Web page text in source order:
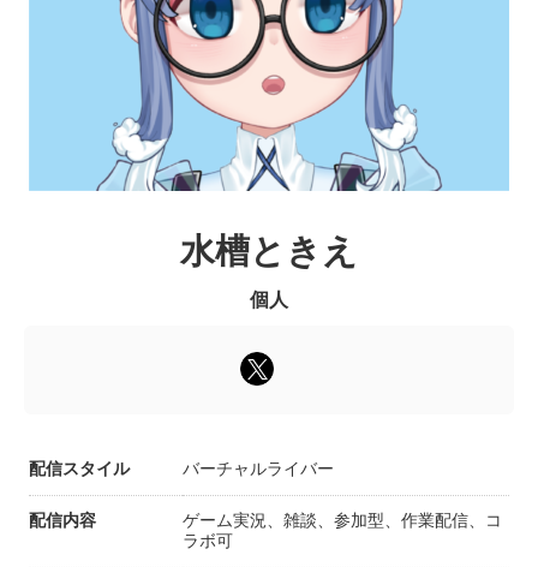
水槽ときえ
個人
配信スタイル バーチャルライバー
配信内容
ゲーム実況、雑談、参加型、作業配信、コ
ラボ可